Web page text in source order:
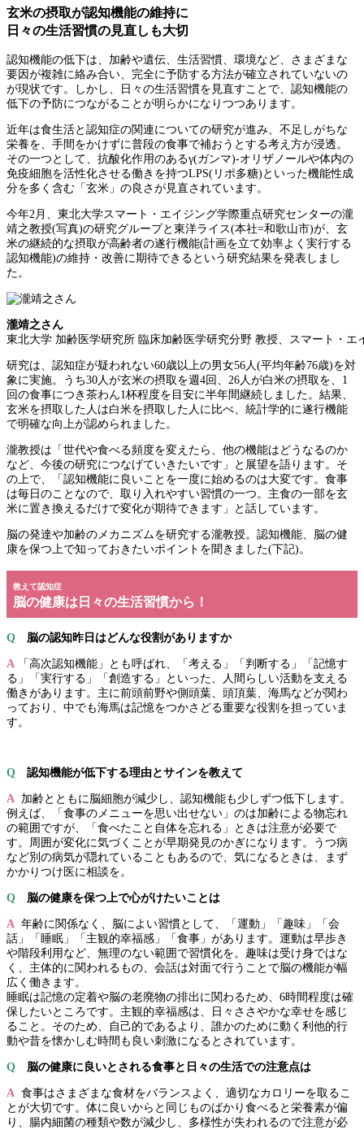
玄米の摂取が認知機能の維持に
日々の生活習慣の見直しも大切
認知機能の低下は、加齢や遺伝、生活習慣、環境など、さまざまな
要因が複雑に絡み合い、完全に予防する方法が確立されていないの
が現状です。しかし、日々の生活習慣を見直すことで、認知機能の
低下の予防につながることが明らかになりつつあります。
近年は食生活と認知症の関連についての研究が進み、不足しがちな
栄養を、手間をかけずに普段の食事で補おうとする考え方が浸透。
その一つとして、抗酸化作用のあるγ(ガンマ)-オリザノールや体内の
免疫細胞を活性化させる働きを持つLPS(リポ多糖)といった機能性成
分を多く含む「玄米」の良さが見直されています。
今年2月、東北大学スマート・エイジング学際重点研究センターの瀧
靖之教授(写真)の研究グループと東洋ライス(本社=和歌山市)が、玄
米の継続的な摂取が高齢者の遂行機能(計画を立て効率よく実行する
認知機能)の維持・改善に期待できるという研究結果を発表しまし
た。
瀧靖之さん
東北大学 加齢医学研究所 臨床加齢医学研究分野 教授、スマート・エ
研究は、認知症が疑われない60歳以上の男女56人(平均年齢76歳)を対
象に実施。うち30人が玄米の摂取を週4回、26人が白米の摂取を、1
回の食事につき茶わん1杯程度を目安に半年間継続しました。結果、
玄米を摂取した人は白米を摂取した人に比べ、統計学的に遂行機能
で明確な向上が認められました。
瀧教授は「世代や食べる頻度を変えたら、他の機能はどうなるのか
など、今後の研究につなげていきたいです」と展望を語ります。そ
の上で、「認知機能に良いことを一度に始めるのは大変です。食事
は毎日のことなので、取り入れやすい習慣の一つ。主食の一部を玄
米に置き換えるだけで変化が期待できます」と話しています。
脳の発達や加齢のメカニズムを研究する瀧教授。認知機能、脳の健
康を保つ上で知っておきたいポイントを聞きました(下記)。
教えて認知症
脳の健康は日々の生活習慣から！
Q 脳の認知昨日はどんな役割がありますか
A
「高次認知機能」とも呼ばれ、「考える」「判断する」「記憶す
る」「実行する」「創造する」といった、人間らしい活動を支える
働きがあります。主に前頭前野や側頭葉、頭頂葉、海馬などが関わ
っており、中でも海馬は記憶をつかさどる重要な役割を担っていま
す。
Q 認知機能が低下する理由とサインを教えて
A 加齢とともに脳細胞が減少し、認知機能も少しずつ低下します。
例えば、「食事のメニューを思い出せない」のは加齢による物忘れ
の範囲ですが、「食べたこと自体を忘れる」ときは注意が必要で
す。周囲が変化に気づくことが早期発見のかぎになります。うつ病
など別の病気が隠れていることもあるので、気になるときは、まず
かかりつけ医に相談を。
Q 脳の健康を保つ上で心がけたいことは
A 年齢に関係なく、脳によい習慣として、「運動」「趣味」「会
話」「睡眠」「主観的幸福感」「食事」があります。運動は早歩き
や階段利用など、無理のない範囲で習慣化を。趣味は受け身ではな
く、主体的に関われるもの、会話は対面で行うことで脳の機能が幅
広く働きます。
睡眠は記憶の定着や脳の老廃物の排出に関わるため、6時間程度は確
保したいところです。主観的幸福感は、日々ささやかな幸せを感じ
ること。そのため、自己的であるより、誰かのために動く利他的行
動や昔を懐かしむ時間も良い刺激になるとされています。
Q 脳の健康に良いとされる食事と日々の生活での注意点は
A 食事はさまざまな食材をバランスよく、適切なカロリーを取るこ
とが大切です。体に良いからと同じものばかり食べると栄養素が偏
り、腸内細菌の種類や数が減少し、多様性が失われるので注意が必